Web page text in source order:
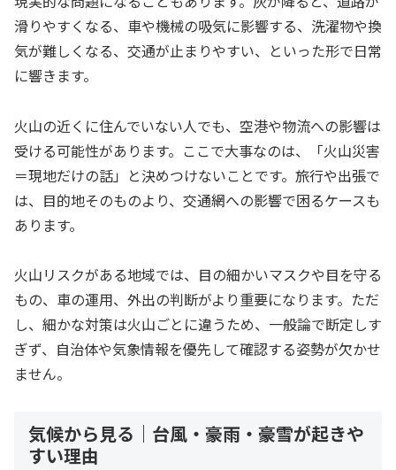
滑りやすくなる、車や機械の吸気に影響する、洗濯物や換
気が難しくなる、交通が止まりやすい、といった形で日常
に響きます。
火山の近くに住んでいない人でも、空港や物流への影響は
受ける可能性があります。ここで大事なのは、「火山災害
＝現地だけの話」と決めつけないことです。旅行や出張で
は、目的地そのものより、交通網への影響で困るケースも
あります。
火山リスクがある地域では、目の細かいマスクや目を守る
もの、車の運用、外出の判断がより重要になります。ただ
し、細かな対策は火山ごとに違うため、一般論で断定しす
ぎず、自治体や気象情報を優先して確認する姿勢が欠かせ
ません。
気候から見る｜台風・豪雨・豪雪が起きや
すい理由